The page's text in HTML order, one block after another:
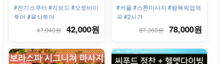
#전기스쿠터 #킥보드 #오토바이
투어 #육상투어
47,040원 42,000원
#커플 #스톤마사지 #왕복픽업제
공 #2시간
87,360원 78,000원